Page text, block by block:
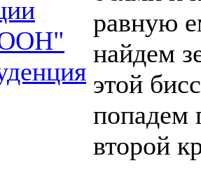
ООН"
равную
найдем
этой
попадем
второй